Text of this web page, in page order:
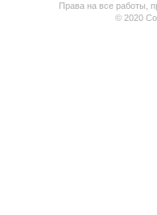
Права на все работы,
© 2020